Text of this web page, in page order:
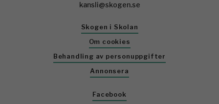
kansli@skogen.se
Skogen i Skolan
Om cookies
Behandling av personuppgifter
Annonsera
Facebook